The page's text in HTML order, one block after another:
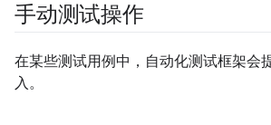
手动测试操作
在某些测试用例中，自动化测试框架会
入。